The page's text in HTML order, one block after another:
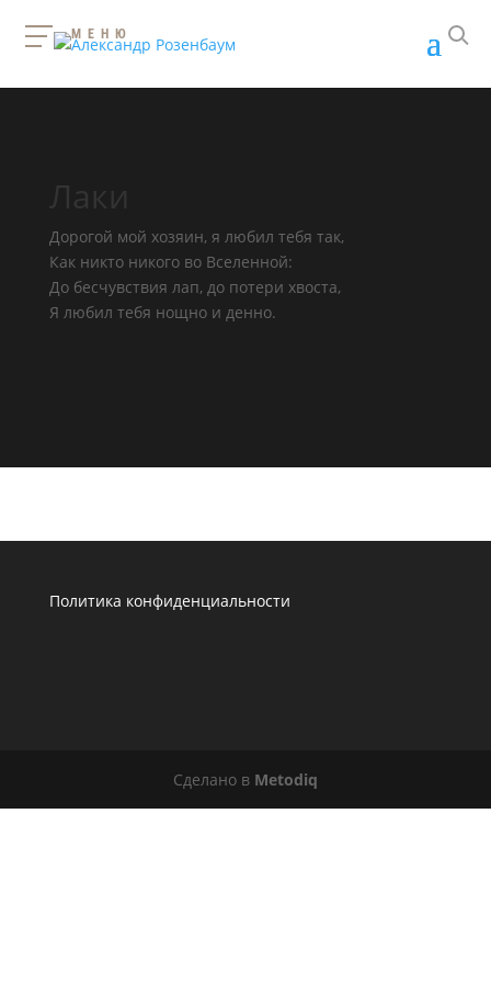
Лаки
Дорогой мой хозяин, я любил тебя так,
Как никто никого во Вселенной:
До бесчувствия лап, до потери хвоста,
Я любил тебя нощно и денно.
Политика конфиденциальности
Сделано в Metodiq
МЕНЮ